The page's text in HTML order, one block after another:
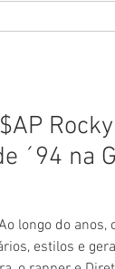
reforçando
´94 na
longo do anos,
estilos e